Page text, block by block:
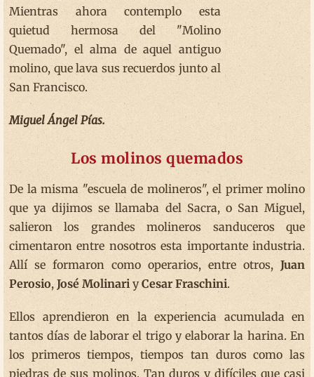
Mientras ahora contemplo esta
quietud hermosa del "Molino
Quemado", el alma de aquel antiguo
molino, que lava sus recuerdos junto al
San Francisco.
Miguel Ángel Pías.
Los molinos quemados
De la misma "escuela de molineros", el primer molino
que ya dijimos se llamaba del Sacra, o San Miguel,
salieron los grandes molineros sanduceros que
cimentaron entre nosotros esta importante industria.
Allí se formaron como operarios, entre otros, Juan
Perosio,José Molinari yCesar Fraschini.
Ellos aprendieron en la experiencia acumulada en
tantos días de laborar el trigo y elaborar la harina. En
los primeros tiempos, tiempos tan duros como las
piedras de sus molinos. Tan duros y difíciles que casi